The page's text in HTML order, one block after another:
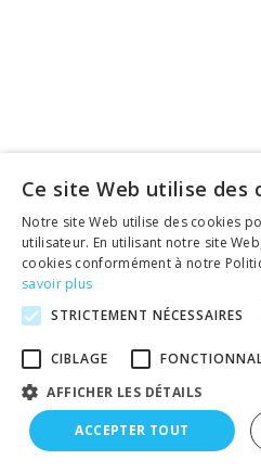
Ce site Web utilise des
Notre site Web utilise des cookies
utilisateur. En utilisant notre site
cookies conformément à notre
savoir plus
STRICTEMENT NÉCESSAIRES
CIBLAGE
AFFICHER LES DÉTAILS
ACCEPTER TOUT